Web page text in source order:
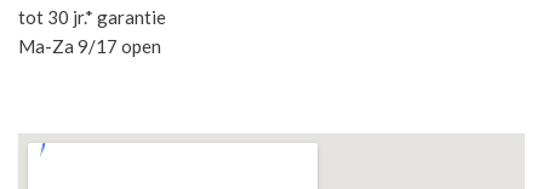
tot 30 jr.* garantie
Ma-Za 9/17 open